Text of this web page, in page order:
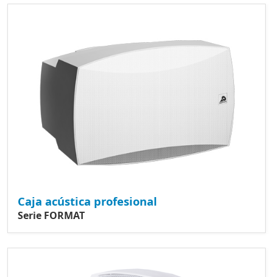
Caja acústica profesional
Serie FORMAT